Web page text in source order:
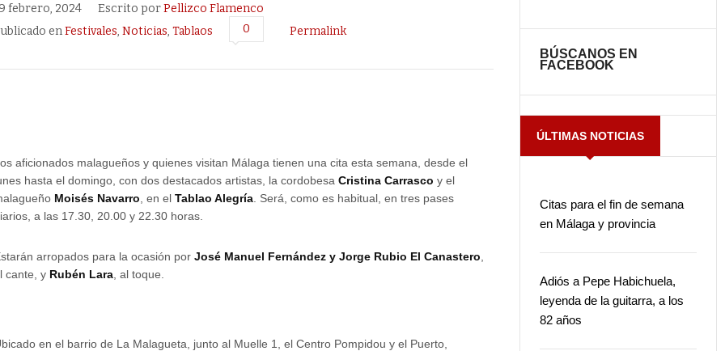
febrero, 2024 Escrito porPellizco Flamenco
enFestivales,Noticias,Tablaos 0 Permalink
aficionados malagueños y quienes visitan Málaga tienen una cita esta semana, desde el
hasta el domingo, con dos destacados artistas, la cordobesa Cristina Carrasco y el
Moisés Navarro , en elTablao Alegría . Será, como es habitual, en tres pases
a las 17.30, 20.00 y 22.30 horas.
arropados para la ocasión porJosé Manuel Fernández y Jorge Rubio El Canastero
cante, y Rubén Lara , al toque.
en el barrio de La Malagueta, junto al Muelle 1, el Centro Pompidou y el Puerto,
BÚSCANOS EN
FACEBOOK
ÚLTIMAS NOTICIAS
Citas para el fin de semana
en Málaga y provincia
Adiós a Pepe Habichuela,
leyenda de la guitarra, a los
82 años